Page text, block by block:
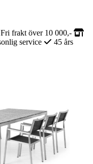
Fri frakt över 10 000,-
service
45 års